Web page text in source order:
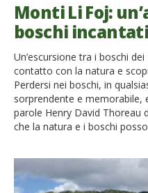
Monti Li Foj:
boschi
Un’escursione tra i boschi
contatto con la natura e
Perdersi nei boschi, in
sorprendente e memorabile,
parole Henry David Thoreau
che la natura e i boschi